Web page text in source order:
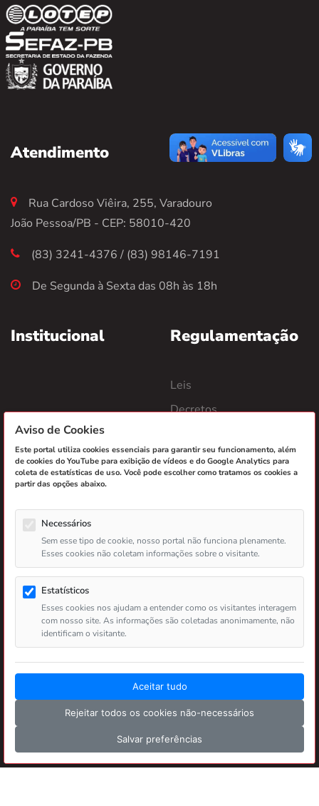
Atendimento
Rua Cardoso Viêira, 255, Varadouro
João Pessoa/PB - CEP: 58010-420
(83) 3241-4376 / (83) 98146-7191
De Segunda à Sexta das 08h às 18h
Institucional Regulamentação
Leis
Decretos
Termos de Cooperação
Autorizados
Loteria Instantânea
Aposta de Quota Fixa
Passiva
Contatos
Ouvidoria Lotep
2026 LOTEP - Loteria do Estado da Paraíba.
Todos os direitos reservados.
v6.0.68 - 30/07/2026 08:37
Aviso de Cookies
Este portal utiliza cookies essenciais para garantir seu funcionamento, além
de cookies do YouTube para exibição de vídeos e do Google Analytics para
coleta de estatísticas de uso. Você pode escolher como tratamos os cookies a
partir das opções abaixo.
Necessários
Sem esse tipo de cookie, nosso portal não funciona plenamente.
Esses cookies não coletam informações sobre o visitante.
Estatísticos
Esses cookies nos ajudam a entender como os visitantes interagem
com nosso site. As informações são coletadas anonimamente, não
identificam o visitante.
Aceitar tudo
Rejeitar todos os cookies não-necessários
Salvar preferências